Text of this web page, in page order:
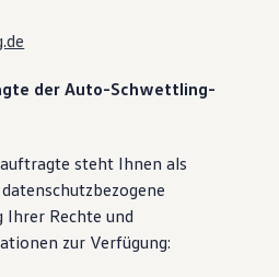
der Auto-Schwettling-
steht Ihnen als
Ihrer Rechte und
zur Verfügung: